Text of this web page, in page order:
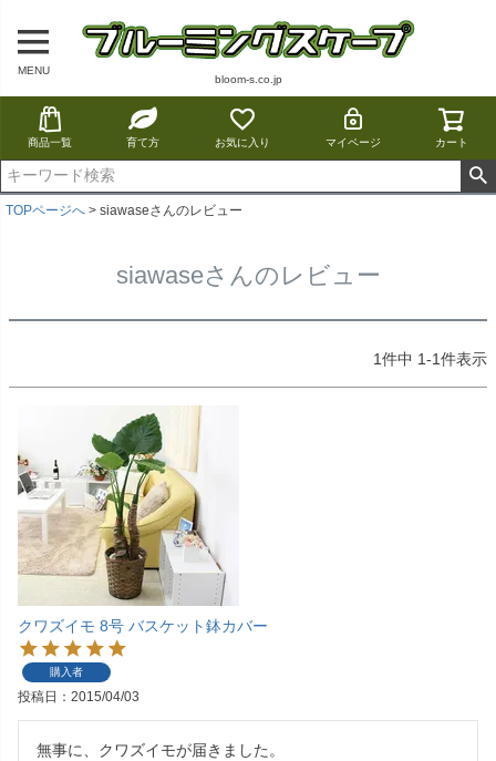
MENU
bloom-s.co.jp
商品一覧 育て方 お気に入り マイページ カート
TOPページへ siawaseさんのレビュー
siawaseさんのレビュー
1件中 1-1件表示
クワズイモ 8号 バスケット鉢カバー
購入者
投稿日 2015/04/03
無事に、クワズイモが届きました。